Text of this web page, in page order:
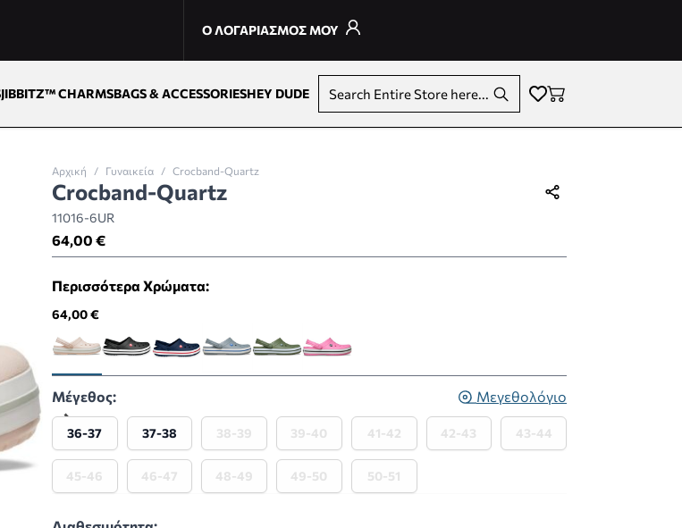
Ο ΛΟΓΑΡΙΑΣΜΟΣ ΜΟΥ
JIBBITZ™ CHARMSBAGS & ACCESSORIESHEY DUDE Search Entire Store here...
Αρχική / Γυναικεία / Crocband-Quartz
Crocband-Quartz
11016-6UR
64,00 €
Περισσότερα Χρώματα:
64,00 €
Μέγεθος: Μεγεθολόγιο
36-37 37-38 38-39 39-40 41-42 42-43 43-44
45-46 46-47 48-49 49-50 50-51